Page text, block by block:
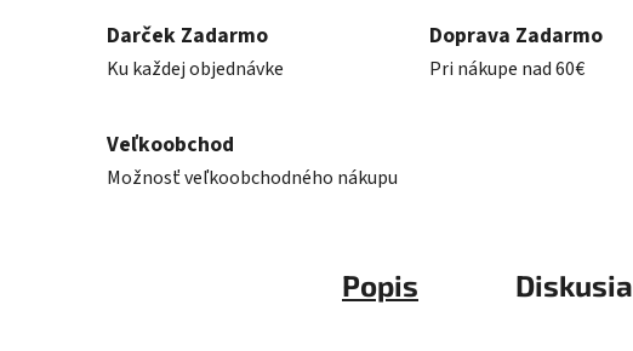
Darček Zadarmo
Ku každej objednávke
Doprava Zadarmo
Pri nákupe nad 60€
Veľkoobchod
Možnosť veľkoobchodného nákupu
Popis Diskusia